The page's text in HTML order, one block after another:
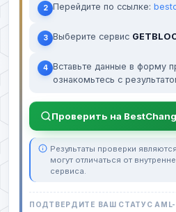
2 Перейдите по ссылке:
3 Выберите сервис
4 Вставьте данные в форму
ознакомьтесь с
Проверить на
Результаты проверки
могут отличаться от
сервиса.
ПОДТВЕРДИТЕ ВАШ СТАТУС